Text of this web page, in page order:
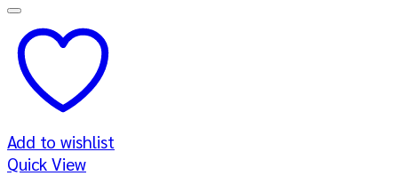
Add to wishlist
Quick View